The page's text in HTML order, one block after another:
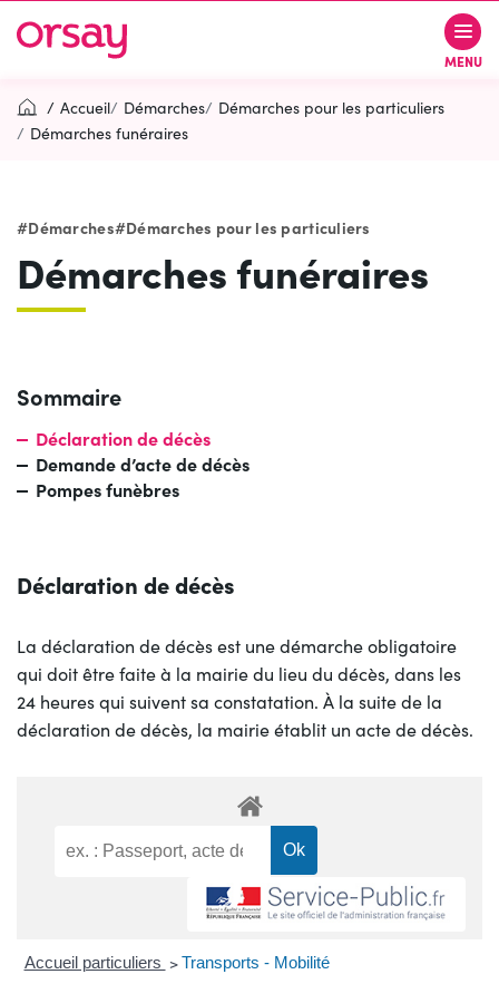
navigation
au
au
page
Ville d’Orsay MENU
Contactez-nous Accessibilité
Accueil Démarches
Démarches pour les particuliers
Démarches funéraires
Démarches Démarches pour les particuliers
Démarches funéraires
Sommaire
Déclaration de décès
Demande d’acte de décès
Pompes funèbres
Déclaration de décès
La déclaration de décès est une démarche obligatoire
qui doit être faite à la mairie du lieu du décès, dans les
24 heures qui suivent sa constatation. À la suite de la
déclaration de décès, la mairie établit un acte de décès.
Accueil particuliers > Transports - Mobilité